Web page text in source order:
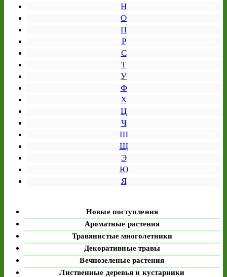
Н
О
П
Р
С
Т
У
Ф
Х
Ц
Ч
Ш
Щ
Э
Ю
Я
Новые поступления
Ароматные растения
Травянистые многолетники
Декоративные травы
Вечнозеленые растения
Лиственные деревья и кустарники